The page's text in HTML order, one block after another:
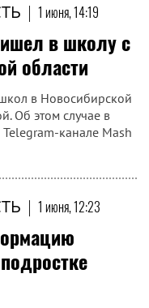
| 1 июня, 14:19
в школу с
области
в Новосибирской
Об этом случае в
канале Mash
| 1 июня, 12:23